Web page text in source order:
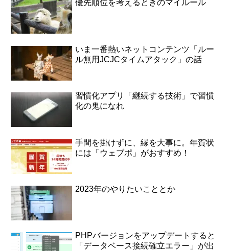
優先順位を考えるときのマイルール
いま一番熱いネットコンテンツ「ルー
ル無用JCJCタイムアタック」の話
習慣化アプリ「継続する技術」で習慣
化の鬼になれ
手間を掛けずに、縁を大事に。年賀状
には「ウェブポ」がおすすめ！
2023年のやりたいこととか
PHPバージョンをアップデートすると
「データベース接続確立エラー」が出